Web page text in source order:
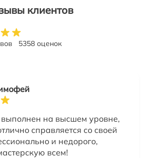
клиентов
5358 оценок
на высшем уровне,
справляется со своей
и недорого,
всем!